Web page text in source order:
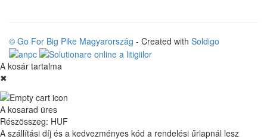
© Go For Big Pike Magyarország - Created with Soldigo
A kosár tartalma
✖
A kosarad üres
Részösszeg: HUF
A szállítási díj és a kedvezményes kód a rendelési űrlapnál lesz